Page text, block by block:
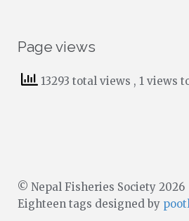
Page views
13293 total views , 1 views
© Nepal Fisheries Society 2026
Eighteen tags designed by